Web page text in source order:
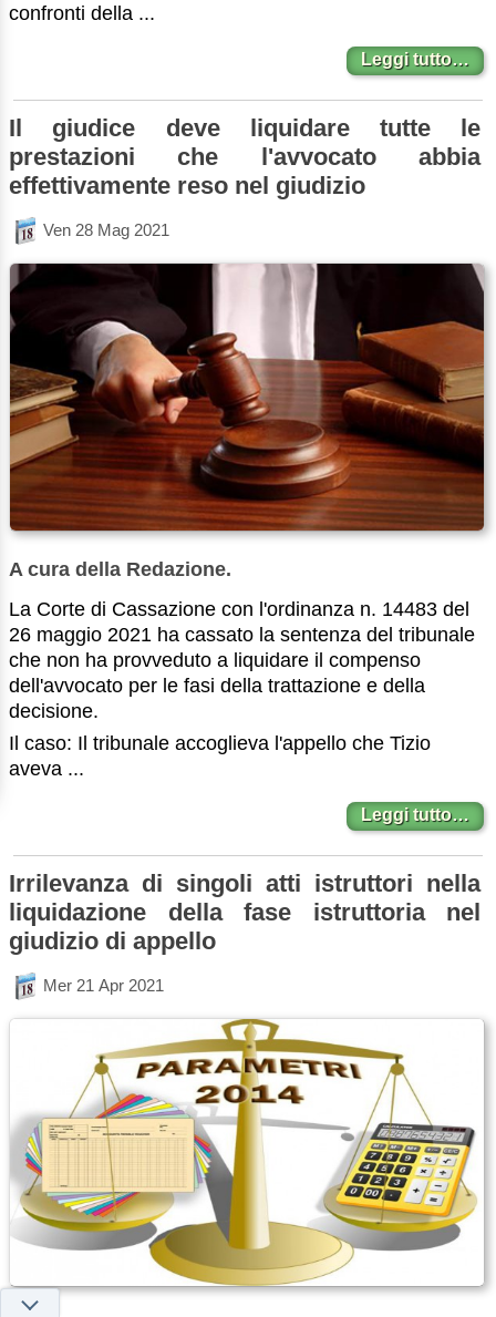
confronti della ...
Leggi tutto…
Il giudice deve liquidare tutte le
prestazioni che l'avvocato abbia
effettivamente reso nel giudizio
Ven 28 Mag 2021
A cura della Redazione.
La Corte di Cassazione con l'ordinanza n. 14483 del
26 maggio 2021 ha cassato la sentenza del tribunale
che non ha provveduto a liquidare il compenso
dell'avvocato per le fasi della trattazione e della
decisione.
Il caso: Il tribunale accoglieva l'appello che Tizio
aveva ...
Leggi tutto…
Irrilevanza di singoli atti istruttori nella
liquidazione della fase istruttoria nel
giudizio di appello
Mer 21 Apr 2021